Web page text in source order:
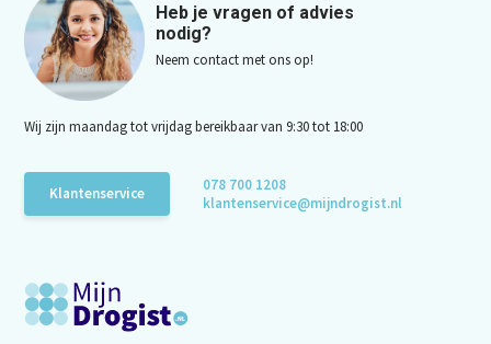
Heb je vragen of advies
nodig?
Neem contact met ons op!
Wij zijn maandag tot vrijdag bereikbaar van 9:30 tot 18:00
Klantenservice
078 700 1208
klantenservice@mijndrogist.nl